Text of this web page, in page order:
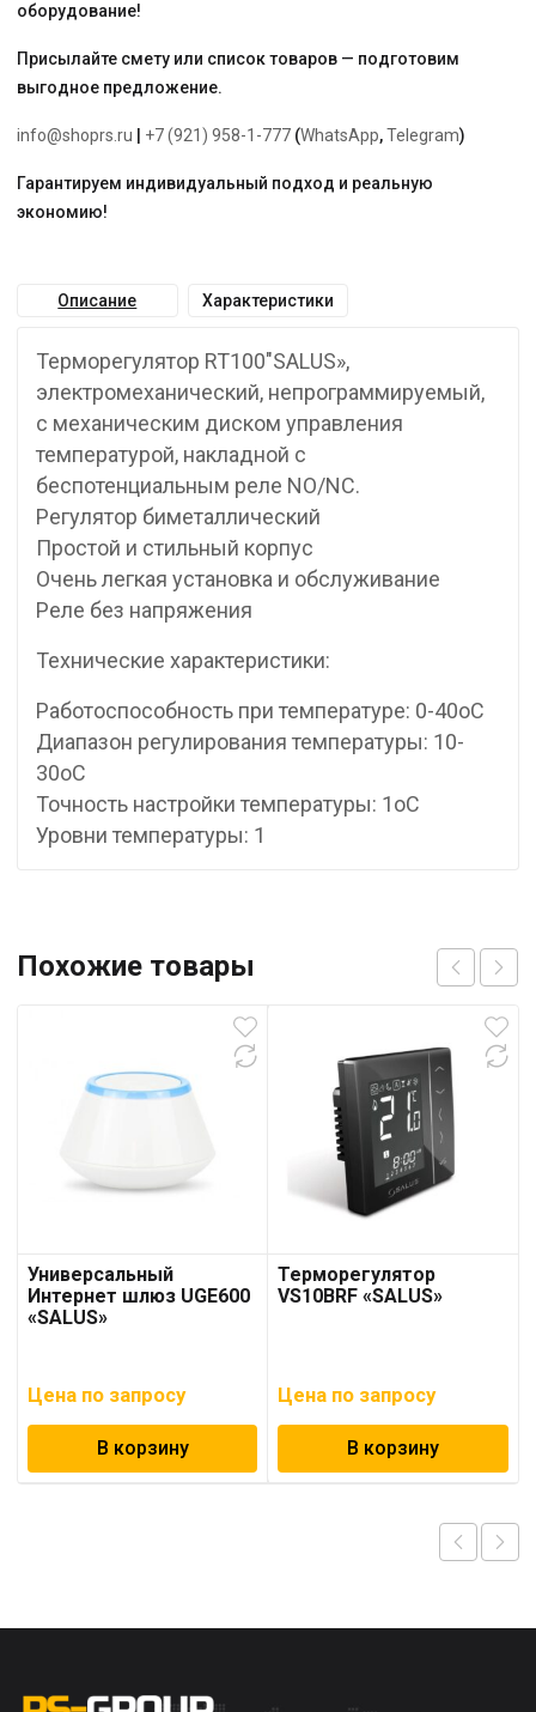
оборудование!
Присылайте смету или список товаров — подготовим
выгодное предложение.
info@shoprs.ru +7 (921) 958-1-777 (WhatsApp,Telegram)
Гарантируем индивидуальный подход и реальную
экономию!
Описание Характеристики
Терморегулятор RT100″SALUS»,
электромеханический, непрограммируемый,
с механическим диском управления
температурой, накладной с
беспотенциальным реле NO/NC.
Регулятор биметаллический
Простой и стильный корпус
Очень легкая установка и обслуживание
Реле без напряжения
Технические характеристики:
Работоспособность при температуре: 0-40o C
Диапазон регулирования температуры: 10-
30o C
Точность настройки температуры: 1oC
Уровни температуры: 1
Похожие товары
Универсальный
Интернет шлюз UGE600
«SALUS»
Цена по запросу
В корзину
Терморегулятор
VS10BRF «SALUS»
Цена по запросу
В корзину